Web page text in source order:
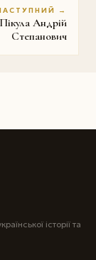
→
Пікула Андрій
Степанович
історії та